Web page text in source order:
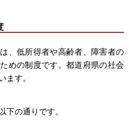
、低所得者や高齢者、障害者の
めの制度です。都道府県の社会
ます。
下の通りです。